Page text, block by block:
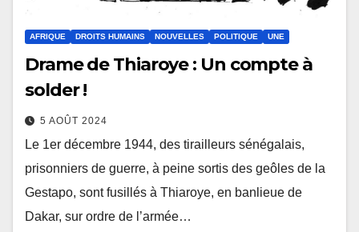
AFRIQUE DROITS HUMAINS NOUVELLES POLITIQUE UNE
Drame de Thiaroye : Un compte à
solder !
5 AOÛT 2024
Le 1er décembre 1944, des tirailleurs sénégalais,
prisonniers de guerre, à peine sortis des geôles de la
Gestapo, sont fusillés à Thiaroye, en banlieue de
Dakar, sur ordre de l’armée…